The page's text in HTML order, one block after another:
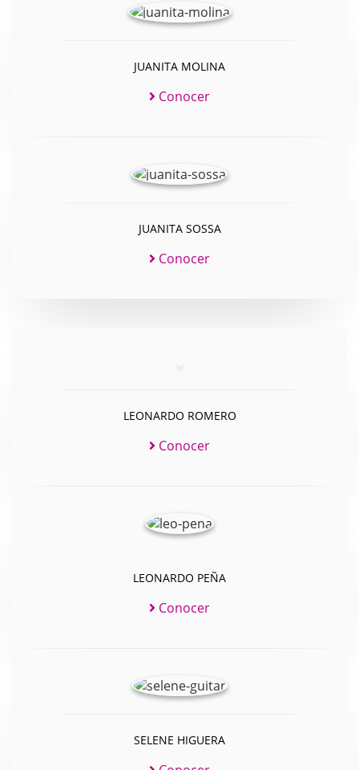
JUANITA MOLINA
Conocer
JUANITA SOSSA
Conocer
LEONARDO ROMERO
Conocer
LEONARDO PEÑA
Conocer
SELENE HIGUERA